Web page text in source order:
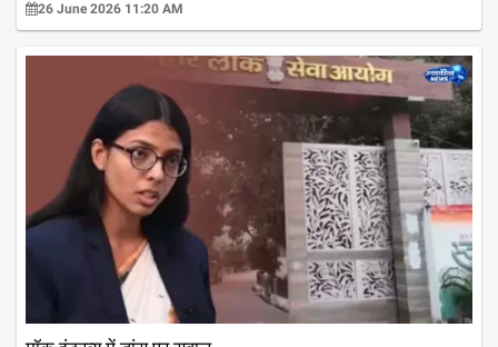
26 June 2026 11:20 AM